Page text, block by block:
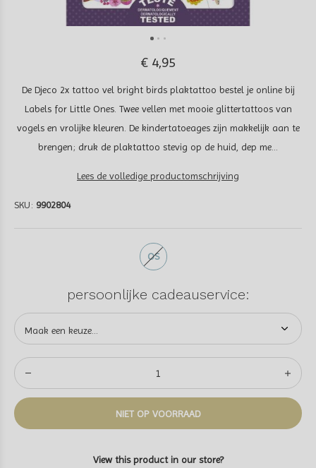
€ 4,95
De Djeco 2x tattoo vel bright birds plaktattoo bestel je online bij
Labels for Little Ones. Twee vellen met mooie glittertattoos van
vogels en vrolijke kleuren. De kindertatoeages zijn makkelijk aan te
brengen; druk de plaktattoo stevig op de huid, dep me...
Lees de volledige productomschrijving
SKU: 9902804
OS
persoonlijke cadeauservice:
NIET OP VOORRAAD
View this product in our store?